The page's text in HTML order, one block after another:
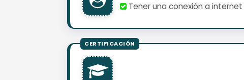
Tener una conexión a